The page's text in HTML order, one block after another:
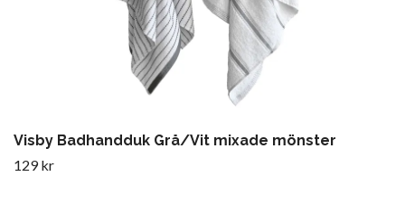
Visby Badhandduk Grå/Vit mixade mönster
129 kr